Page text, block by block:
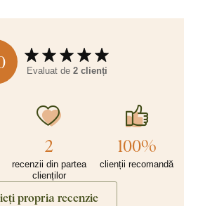
Evaluat de 2 clienți
2
recenzii din partea
clienților
100%
clienții recomandă
propria recenzie